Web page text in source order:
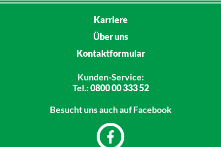
Karriere
Über uns
Kontaktformular
Kunden-Service:
Tel.:0800 00 333 52
Besucht unsauch auf Facebook